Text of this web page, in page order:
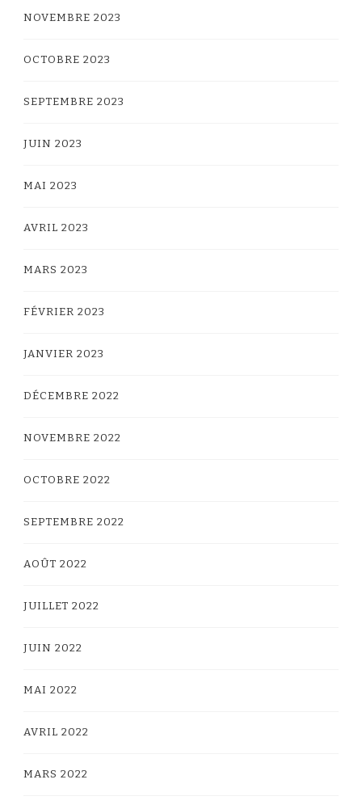
NOVEMBRE 2023
OCTOBRE 2023
SEPTEMBRE 2023
JUIN 2023
MAI 2023
AVRIL 2023
MARS 2023
FÉVRIER 2023
JANVIER 2023
DÉCEMBRE 2022
NOVEMBRE 2022
OCTOBRE 2022
SEPTEMBRE 2022
AOÛT 2022
JUILLET 2022
JUIN 2022
MAI 2022
AVRIL 2022
MARS 2022